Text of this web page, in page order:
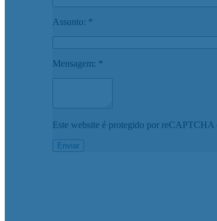
Assunto: *
Mensagem: *
Este website é protegido por reCAPTCHA